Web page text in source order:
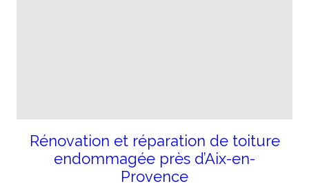
Rénovation et réparation de toiture
endommagée près d’Aix-en-
Provence